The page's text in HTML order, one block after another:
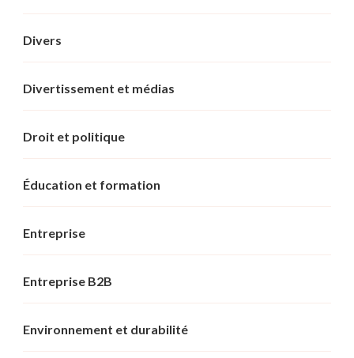
Divers
Divertissement et médias
Droit et politique
Éducation et formation
Entreprise
Entreprise B2B
Environnement et durabilité